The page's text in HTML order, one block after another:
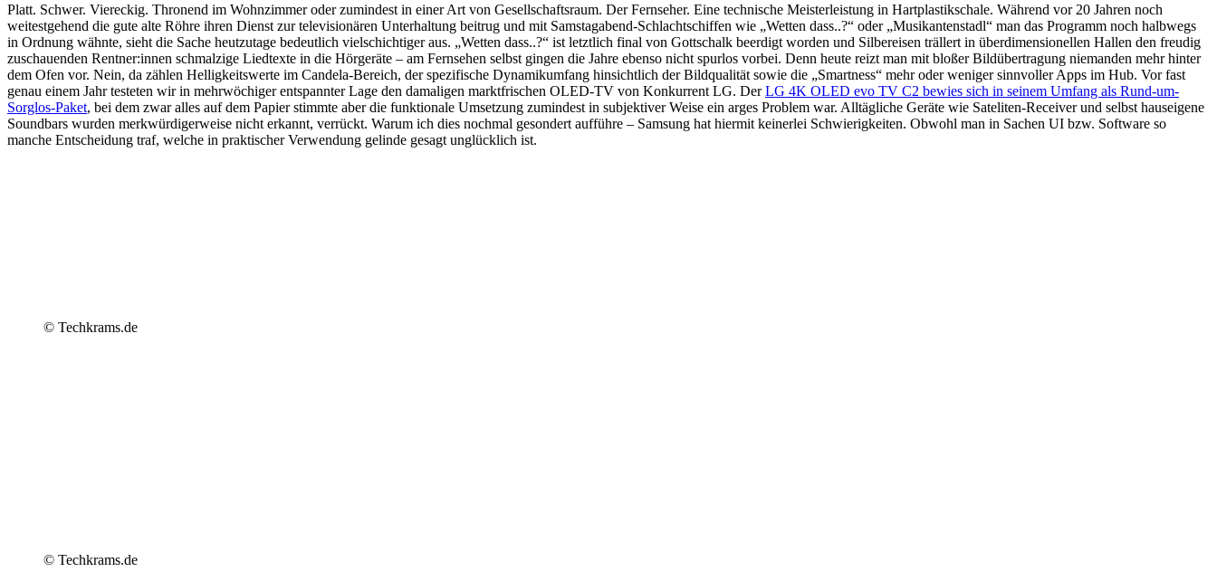
Platt. Schwer. Viereckig. Thronend im Wohnzimmer oder zumindest in einer Art von Gesellschaftsraum. Der Fernseher. Eine technische Meisterleistung in Hartplastikschale. Während vor 20 Jahren noch
weitestgehend die gute alte Röhre ihren Dienst zur televisionären Unterhaltung beitrug und mit Samstagabend-Schlachtschiffen wie „Wetten dass..?“ oder „Musikantenstadl“ man das Programm noch halbwegs
in Ordnung wähnte, sieht die Sache heutzutage bedeutlich vielschichtiger aus. „Wetten dass..?“ ist letztlich final von Gottschalk beerdigt worden und Silbereisen trällert in überdimensionellen Hallen den freudig
zuschauenden Rentner:innen schmalzige Liedtexte in die Hörgeräte – am Fernsehen selbst gingen die Jahre ebenso nicht spurlos vorbei. Denn heute reizt man mit bloßer Bildübertragung niemanden mehr hinter
dem Ofen vor. Nein, da zählen Helligkeitswerte im Candela-Bereich, der spezifische Dynamikumfang hinsichtlich der Bildqualität sowie die „Smartness“ mehr oder weniger sinnvoller Apps im Hub. Vor fast
genau einem Jahr testeten wir in mehrwöchiger entspannter Lage den damaligen marktfrischen OLED-TV von Konkurrent LG. DerLG 4K OLED evo TV C2 bewies sich in seinem Umfang als Rund-um-
Sorglos-Paket, bei dem zwar alles auf dem Papier stimmte aber die funktionale Umsetzung zumindest in subjektiver Weise ein arges Problem war. Alltägliche Geräte wie Sateliten-Receiver und selbst hauseigene
Soundbars wurden merkwürdigerweise nicht erkannt, verrückt. Warum ich dies nochmal gesondert aufführe – Samsung hat hiermit keinerlei Schwierigkeiten. Obwohl man in Sachen UI bzw. Software so
manche Entscheidung traf, welche in praktischer Verwendung gelinde gesagt unglücklich ist.
© Techkrams.de
© Techkrams.de